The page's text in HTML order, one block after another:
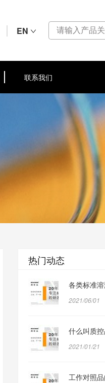
EN
联系我们
热门动态
各类标准
2021/06/01
什么叫质
2021/01/21
工作对照